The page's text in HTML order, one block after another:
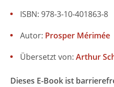
Übersetzt von: Arthur
ISBN: 978-3-10-401863-8
Autor: Prosper Mérimée
Dieses E-Book ist